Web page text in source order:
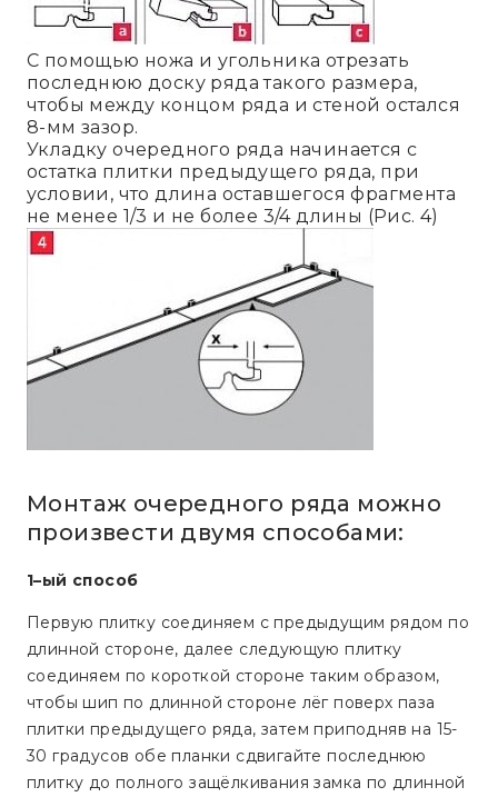
С помощью ножа и угольника отрезать
последнюю доску ряда такого размера,
чтобы между концом ряда и стеной остался
8-мм зазор.
Укладку очередного ряда начинается с
остатка плитки предыдущего ряда, при
условии, что длина оставшегося фрагмента
не менее 1/3 и не более 3/4 длины (Рис. 4)
Монтаж очередного ряда можно
произвести двумя способами:
1–ый способ
Первую плитку соединяем с предыдущим рядом по
длинной стороне, далее следующую плитку
соединяем по короткой стороне таким образом,
чтобы шип по длинной стороне лёг поверх паза
плитки предыдущего ряда, затем приподняв на 15-
30 градусов обе планки сдвигайте последнюю
плитку до полного защёлкивания замка по длинной